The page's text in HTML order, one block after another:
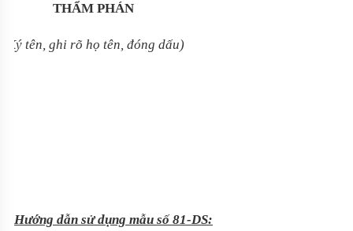
THẨM PHÁN
(Ký tên, ghi rõ họ tên, đóng dấu)
Hướng dẫn sử dụng mẫu số 81-DS: